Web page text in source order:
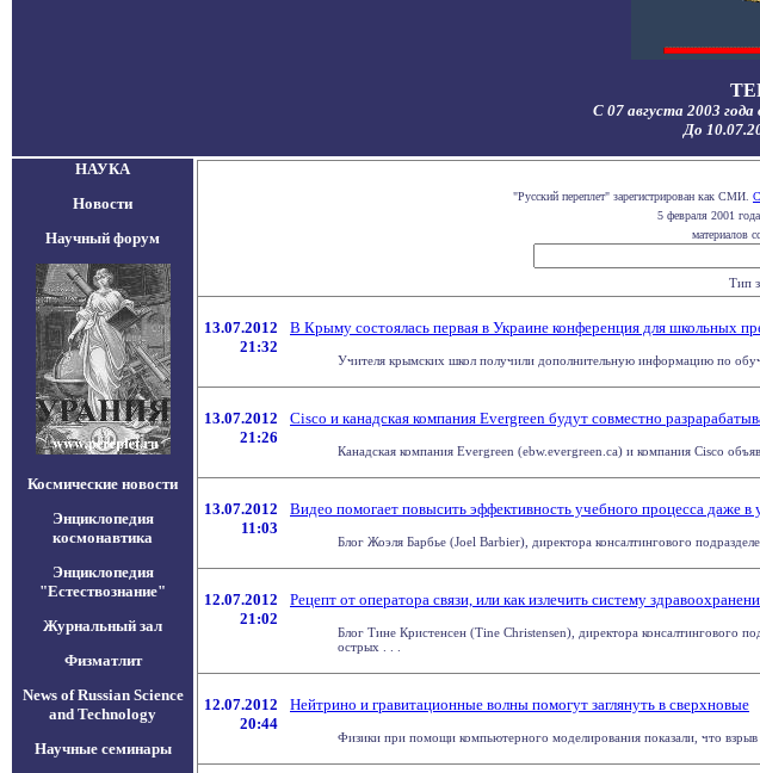
С 07 августа 2003
До
НАУКА
Новости
Научный форум
Космические новости
Энциклопедия
космонавтика
Энциклопедия
"Естествознание"
Журнальный зал
Физматлит
News of Russian Science
and Technology
Научные семинары
"Русский переплет" зарегистрирован как СМИ.
5 февраля 2001
материалов
Тип
13.07.2012
21:32
В Крыму состоялась первая в Украине конференция для школьных
Учителя крымских школ получили дополнительную информацию по
13.07.2012
21:26
Cisco и канадская компания Evergreen будут совместно
Канадская компания Evergreen (ebw.evergreen.ca) и компания Cisco
13.07.2012
11:03
Видео помогает повысить эффективность учебного процесса даже
Блог Жоэля Барбье (Joel Barbier), директора консалтингового
12.07.2012
21:02
Рецепт от оператора связи, или как излечить систему
Блог Тине Кристенсен (Tine Christensen), директора консалтингового
острых . . .
12.07.2012
20:44
Нейтрино и гравитационные волны помогут заглянуть в сверхновые
Физики при помощи компьютерного моделирования показали, что